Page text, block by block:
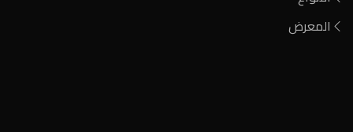
المعرض